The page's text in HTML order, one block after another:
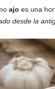
ajo es una
desde la